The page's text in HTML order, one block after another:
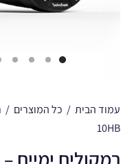
עמוד הבית / כל המוצרים /
10HB